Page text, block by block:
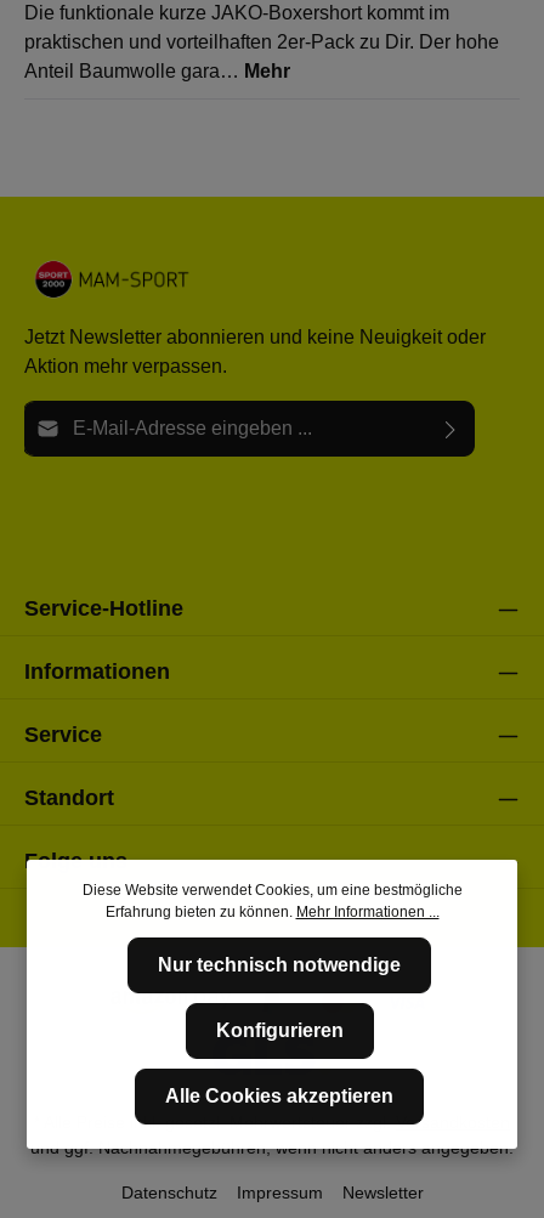
Die funktionale kurze JAKO-Boxershort kommt im
praktischen und vorteilhaften 2er-Pack zu Dir. Der hohe
Anteil Baumwolle gara… Mehr
Jetzt Newsletter abonnieren und keine Neuigkeit oder
Aktion mehr verpassen.
E-Mail-Adresse*
Service-Hotline
Informationen
Service
Standort
Folge uns
* Alle Preise inkl. gesetzl. Mehrwertsteuer zzgl.Versandkosten
und ggf. Nachnahmegebühren, wenn nicht anders angegeben.
Datenschutz Impressum Newsletter
Diese Website verwendet Cookies, um eine bestmögliche
Erfahrung bieten zu können. Mehr Informationen ...
Nur technisch notwendige
Konfigurieren
Alle Cookies akzeptieren